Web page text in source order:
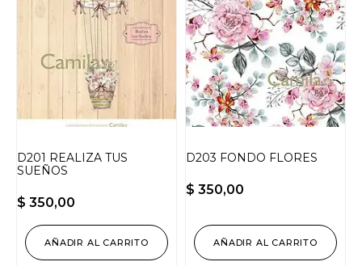
D201 REALIZA TUS
SUEÑOS
$ 350,00
AÑADIR AL CARRITO
D203 FONDO FLORES
$ 350,00
AÑADIR AL CARRITO